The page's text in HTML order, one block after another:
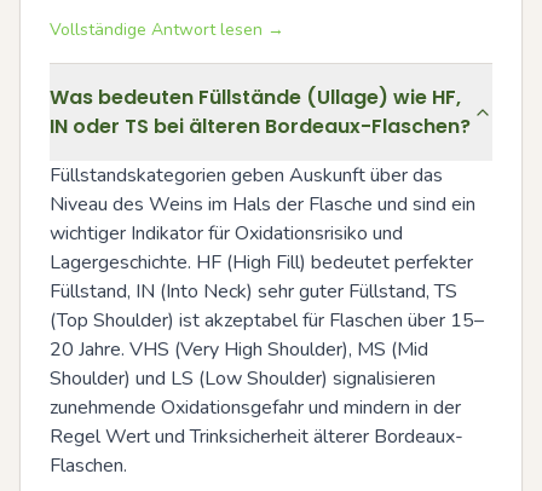
Vollständige Antwort lesen →
Was bedeuten Füllstände (Ullage) wie HF,
IN oder TS bei älteren Bordeaux-Flaschen?
Füllstandskategorien geben Auskunft über das
Niveau des Weins im Hals der Flasche und sind ein
wichtiger Indikator für Oxidationsrisiko und
Lagergeschichte. HF (High Fill) bedeutet perfekter
Füllstand, IN (Into Neck) sehr guter Füllstand, TS
(Top Shoulder) ist akzeptabel für Flaschen über 15–
20 Jahre. VHS (Very High Shoulder), MS (Mid
Shoulder) und LS (Low Shoulder) signalisieren
zunehmende Oxidationsgefahr und mindern in der
Regel Wert und Trinksicherheit älterer Bordeaux-
Flaschen.